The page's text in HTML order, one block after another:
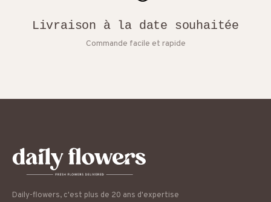
Livraison à la date souhaitée
Commande facile et rapide
Daily-flowers, c'est plus de 20 ans d'expertise